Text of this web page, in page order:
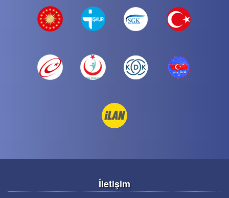
İletişim